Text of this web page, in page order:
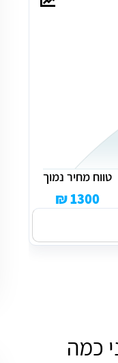
טווח מחיר נמוך
1300 ₪
כמה